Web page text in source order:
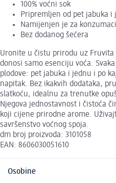
100% voćni sok
Pripremljen od pet jabuka i
Namijenjen je za
Bez dodanog šećera
Uronite u čistu prirodu uz Fruvita
donosi samo esenciju voća.
plodove: pet jabuka i jednu i po
napitak. Bez ikakvih dodataka,
slatkoću, idealnu za trenutke
Njegova jednostavnost i čistoća
koji cijene prirodne arome.
savršenstvo voćnog spoja.
dm broj proizvoda: 3101058
EAN: 8606030051610
Osobine